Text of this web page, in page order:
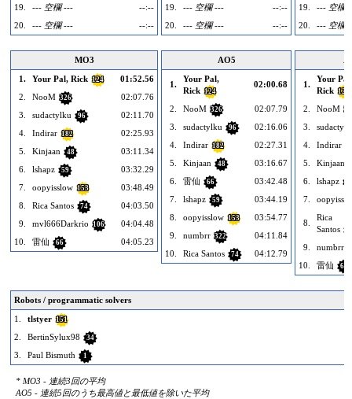
19.
--- 空欄 ---
--:--
20.
--- 空欄 --- --:--
19.
--- 空欄 ---
--:--
20.
--- 空欄 --- --:--
19.
--- 空欄
20.
--- 空欄
MO3
1.
Your Pal, Rick 124
01:52.56
2.
NooM 326
02:07.76
3.
sudactylku 96
02:11.70
4.
Indirar 182
02:25.93
5.
Kinjaan 48
03:11.34
6.
lshapz 59
03:32.29
7.
oopyisslow 153
03:48.49
8.
Rica Santos 74
04:03.50
9.
mvl666Darkrio 106
04:04.48
10.
雷仙 66 04:05.23
AO5
1.
Your Pal,
Rick 124
02:00.68
2. NooM 326
02:07.79
3.
sudactylku 96
02:16.06
4.
Indirar 182
02:27.31
5.
Kinjaan 48
03:16.67
6.
雷仙 66
03:42.48
7.
lshapz 59
03:44.19
8.
oopyisslow 153
03:54.77
9.
numbrr 322
04:11.84
10.
Rica Santos 74 04:12.79
1.
Your Pal,
Rick 124
2. NooM
3.
4.
Indirar
5. Kinjaan
6. lshapz
7.
8.
Rica
Santos
9. numbrr
10. 雷仙 66
Robots / programmatic solvers
1.
tlstyer 151
2. BertinSylux98 34
3. Paul Bismuth 1
* MO3 - 連続3回の平均
AO5 - 連続5回のうち最高値と最低値を除いた平均